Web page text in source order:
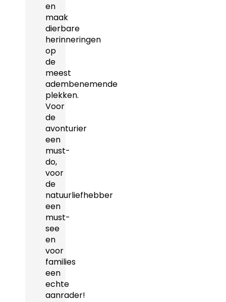
en
maak
dierbare
herinneringen
op
de
meest
adembenemende
plekken.
Voor
de
avonturier
een
must-
do,
voor
de
natuurliefhebber
een
must-
see
en
voor
families
een
echte
aanrader!